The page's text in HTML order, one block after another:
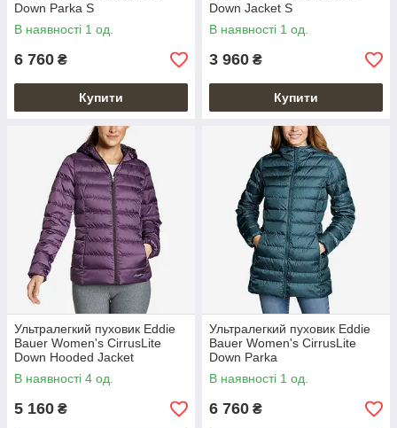
Down Parka S
В наявності 1 од.
6 760 ₴
Купити
Down Jacket S
В наявності 1 од.
3 960 ₴
Купити
Ультралегкий пуховик Eddie
Bauer Women's CirrusLite
Down Hooded Jacket
В наявності 4 од.
5 160 ₴
Ультралегкий пуховик Eddie
Bauer Women's CirrusLite
Down Parka
В наявності 1 од.
6 760 ₴